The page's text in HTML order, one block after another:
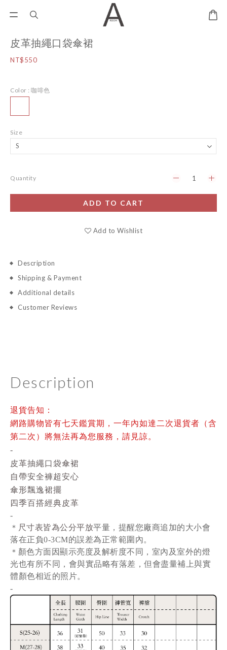
皮革抽繩口袋傘裙
NT$550
Color : 咖啡色
Size
Quantity
ADD TO CART
Add to Wishlist
Description
Shipping & Payment
Additional details
Customer Reviews
Description
退貨告知：
網路購物皆有七天鑑賞期，一年內如達二次退貨者（含
第二次）將無法再為您服務，請見諒。
-
皮革抽繩口袋傘裙
自帶安全褲超安心
傘形飄逸裙擺
四季百搭經典皮革
-
＊ 尺寸表皆為公分平放平量 ，提醒您廠商追加的大小會
落在正負0-3CM的誤差為正常範圍內。
＊ 顏色方面因顯示亮度及解析度不同，室內及室外的燈
光也有所不同，會與實品略有落差，但會盡量補上與實
體顏色相近的照片。
-